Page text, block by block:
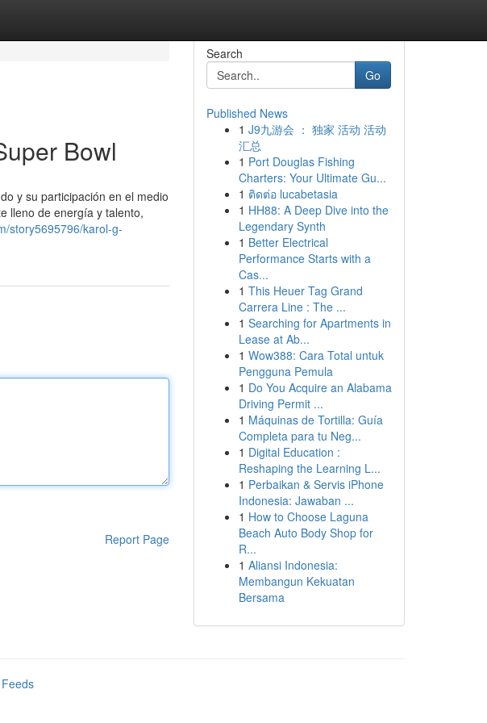
Bowl
y su participación en el medio
lleno de energía y talento,
story5695796/karol-g-
Report Page
Search
Go
Published News
1 J9九游会 ： 独家 活动 活动
汇总
1 Port Douglas Fishing
Charters: Your Ultimate Gu...
1 ติดต่อ lucabetasia
1 HH88: A Deep Dive into the
Legendary Synth
1 Better Electrical
Performance Starts with a
Cas...
1 This Heuer Tag Grand
Carrera Line : The ...
1 Searching for Apartments in
Lease at Ab...
1 Wow388: Cara Total untuk
Pengguna Pemula
1 Do You Acquire an Alabama
Driving Permit ...
1 Máquinas de Tortilla: Guía
Completa para tu Neg...
1 Digital Education :
Reshaping the Learning L...
1 Perbaikan & Servis iPhone
Indonesia: Jawaban ...
1 How to Choose Laguna
Beach Auto Body Shop for
R...
1 Aliansi Indonesia:
Membangun Kekuatan
Bersama